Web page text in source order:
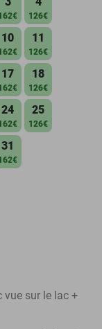
126€
10 11
126€
17 18
126€
24 25
126€
31
vue sur le lac +